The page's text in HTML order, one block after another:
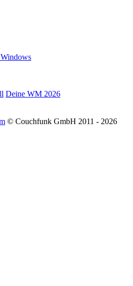
Windows
Deine WM 2026
© Couchfunk GmbH 2011 - 2026